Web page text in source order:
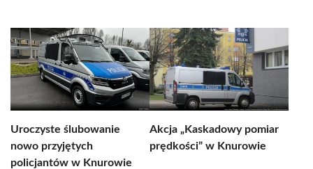
Uroczyste ślubowanie
nowo przyjętych
policjantów w Knurowie
Akcja „Kaskadowy pomiar
prędkości” w Knurowie